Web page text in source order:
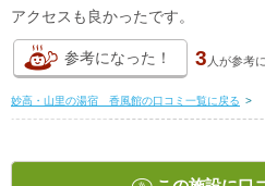
アクセスも良かったです。
参考になった！ 3 人が参考
妙高・山里の湯宿 香風館の口コミ一覧に戻る >